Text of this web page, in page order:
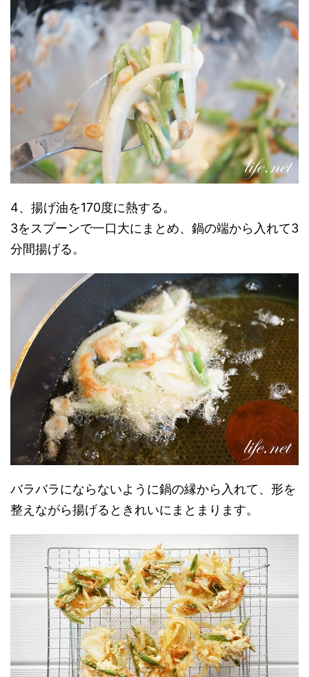
4、揚げ油を170度に熱する。
3をスプーンで一口大にまとめ、鍋の端から入れて3
分間揚げる。
バラバラにならないように鍋の縁から入れて、形を
整えながら揚げるときれいにまとまります。